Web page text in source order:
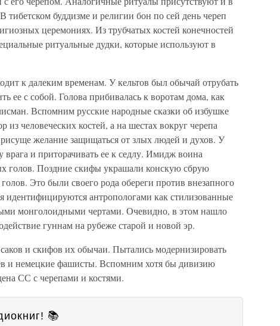
тибетском буддизме и религии бон по сей день череп
церемониях. Из трубчатых костей конечностей
ритуальные дудки, которые используют в
к далеким временам. У кельтов был обычай отрубать
ее с собой. Голова прибивалась к воротам дома, как
Вспомним русские народные сказки об избушке
из человеческих костей, а на шестах вокруг черепа
желание защищаться от злых людей и духов. У
и приторачивать ее к седлу. Имидж воина
голов. Поздние скифы украшали конскую сбрую
Это были своего рода обереги против внезапного
идентифицируются антропологами как стилизованные
монголоидными чертами. Очевидно, в этом нашло
гуннам на рубеже старой и новой эр.
и скифов их обычаи. Пытались модернизировать
и немецкие фашисты. Вспомним хотя бы дивизию
СС с черепами и костями.
📚